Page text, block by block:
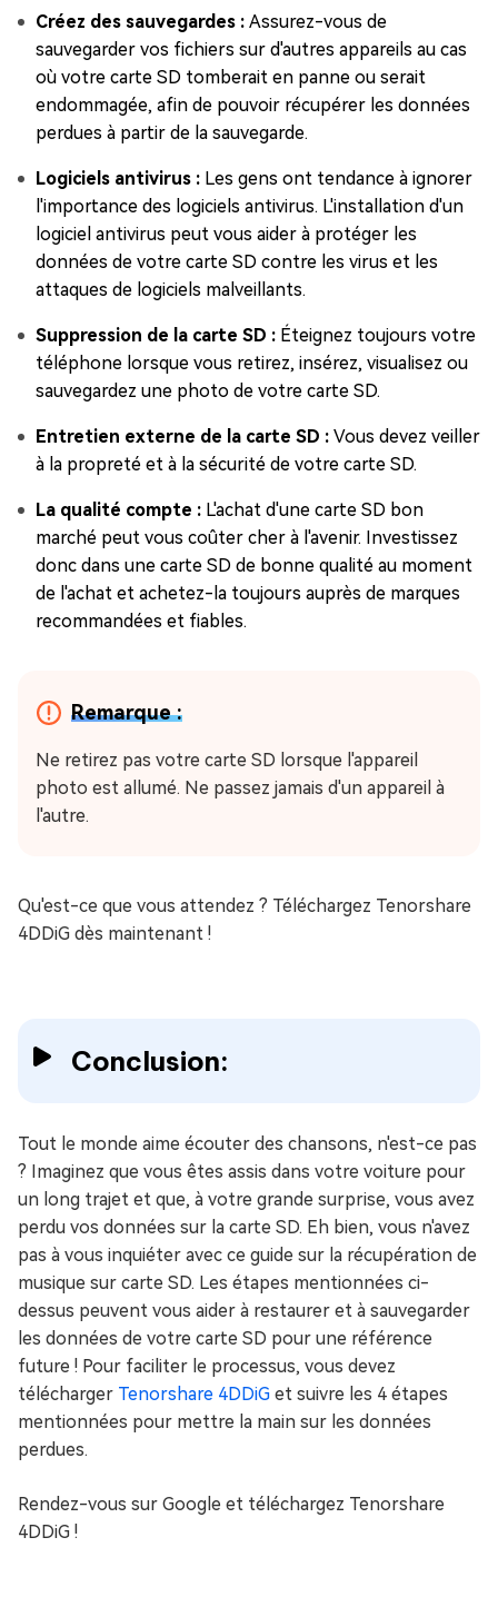
Créez des sauvegardes : Assurez-vous de
sauvegarder vos fichiers sur d'autres appareils au cas
où votre carte SD tomberait en panne ou serait
endommagée, afin de pouvoir récupérer les données
perdues à partir de la sauvegarde.
Logiciels antivirus : Les gens ont tendance à ignorer
l'importance des logiciels antivirus. L'installation d'un
logiciel antivirus peut vous aider à protéger les
données de votre carte SD contre les virus et les
attaques de logiciels malveillants.
Suppression de la carte SD : Éteignez toujours votre
téléphone lorsque vous retirez, insérez, visualisez ou
sauvegardez une photo de votre carte SD.
Entretien externe de la carte SD : Vous devez veiller
à la propreté et à la sécurité de votre carte SD.
La qualité compte : L'achat d'une carte SD bon
marché peut vous coûter cher à l'avenir. Investissez
donc dans une carte SD de bonne qualité au moment
de l'achat et achetez-la toujours auprès de marques
recommandées et fiables.
Remarque :
Ne retirez pas votre carte SD lorsque l'appareil
photo est allumé. Ne passez jamais d'un appareil à
l'autre.
Qu'est-ce que vous attendez ? Téléchargez Tenorshare
4DDiG dès maintenant !
Conclusion:
Tout le monde aime écouter des chansons, n'est-ce pas
? Imaginez que vous êtes assis dans votre voiture pour
un long trajet et que, à votre grande surprise, vous avez
perdu vos données sur la carte SD. Eh bien, vous n'avez
pas à vous inquiéter avec ce guide sur la récupération de
musique sur carte SD. Les étapes mentionnées ci-
dessus peuvent vous aider à restaurer et à sauvegarder
les données de votre carte SD pour une référence
future ! Pour faciliter le processus, vous devez
télécharger Tenorshare 4DDiG et suivre les 4 étapes
mentionnées pour mettre la main sur les données
perdues.
Rendez-vous sur Google et téléchargez Tenorshare
4DDiG !